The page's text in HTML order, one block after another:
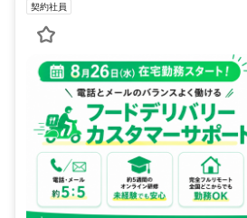
契約社員